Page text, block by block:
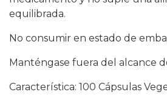
equilibrada.
No consumir en estado de
Manténgase fuera del alcance
Característica: 100 Cápsulas